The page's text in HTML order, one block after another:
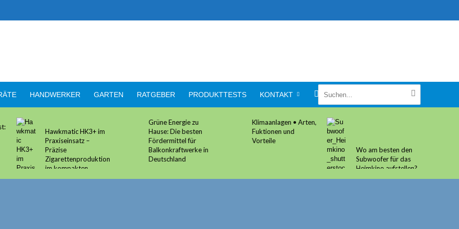
HANDWERKER GARTEN RATGEBER PRODUKTTESTS KONTAKT
Hawkmatic HK3+ im
Praxiseinsatz –
Präzise
Zigarettenproduktion
im kompakten
Gewand
Grüne Energie zu
Hause: Die besten
Fördermittel für
Balkonkraftwerke in
Deutschland
Klimaanlagen • Arten,
Fuktionen und
Vorteile
Wo am besten den
Subwoofer für das
Heimkino aufstellen?